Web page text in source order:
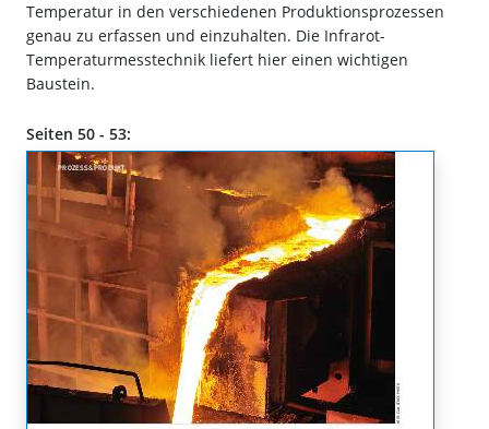
Temperatur in den verschiedenen Produktionsprozessen
genau zu erfassen und einzuhalten. Die Infrarot-
Temperaturmesstechnik liefert hier einen wichtigen
Baustein.
Seiten 50 - 53: